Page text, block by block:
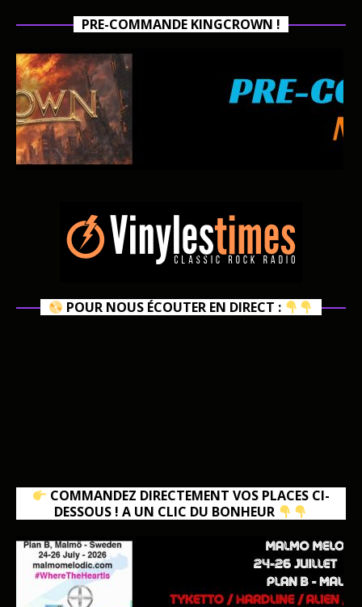
PRE-COMMANDE KINGCROWN !
POUR NOUS ÉCOUTER EN DIRECT :
COMMANDEZ DIRECTEMENT VOS PLACES CI-
DESSOUS ! A UN CLIC DU BONHEUR